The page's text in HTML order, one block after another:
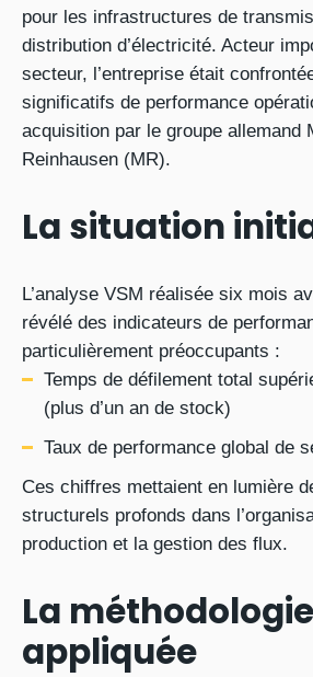
pour les infrastructures de
distribution d’électricité. Acteur
secteur, l’entreprise était
significatifs de performance
acquisition par le groupe allemand
Reinhausen (MR).
La situation
L’analyse VSM réalisée six mois
révélé des indicateurs de
particulièrement préoccupants :
Temps de défilement total
(plus d’un an de stock)
Taux de performance global de
Ces chiffres mettaient en lumière
structurels profonds dans
production et la gestion des flux.
La
appliquée